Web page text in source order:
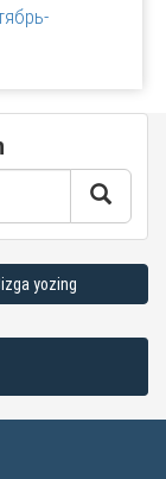
yozing